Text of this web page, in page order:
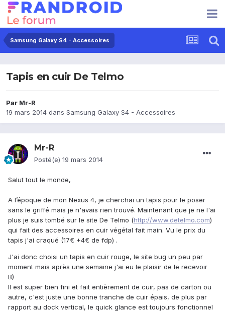
Samsung Galaxy S4 - Accessoires
Tapis en cuir De Telmo
Par Mr-R
19 mars 2014 dans Samsung Galaxy S4 - Accessoires
Mr-R
Posté(e) 19 mars 2014
Salut tout le monde,
A l’époque de mon Nexus 4, je cherchai un tapis pour le poser
sans le griffé mais je n'avais rien trouvé. Maintenant que je ne l'ai
plus je suis tombé sur le site De Telmo (http://www.detelmo.com)
qui fait des accessoires en cuir végétal fait main. Vu le prix du
tapis j'ai craqué (17€ +4€ de fdp) .
J'ai donc choisi un tapis en cuir rouge, le site bug un peu par
moment mais après une semaine j'ai eu le plaisir de le recevoir
B)
Il est super bien fini et fait entièrement de cuir, pas de carton ou
autre, c'est juste une bonne tranche de cuir épais, de plus par
rapport au dock vertical, le quick glance est toujours fonctionnel